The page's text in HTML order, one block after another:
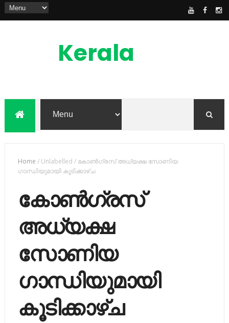
Kerala
Feed
Home /Unlabelled / കോണ്‍ഗ്രസ് അധ്യക്ഷ സോണിയ
ഗാന്ധിയുമായി കൂടിക്കാഴ്ച
കോണ്‍ഗ്രസ്
അധ്യക്ഷ
സോണിയ
ഗാന്ധിയുമായി
കൂടിക്കാഴ്ച